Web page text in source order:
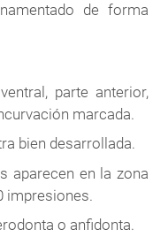
de forma
parte anterior,
marcada.
bien desarrollada.
aparecen en la zona
impresiones.
o anfidonta.